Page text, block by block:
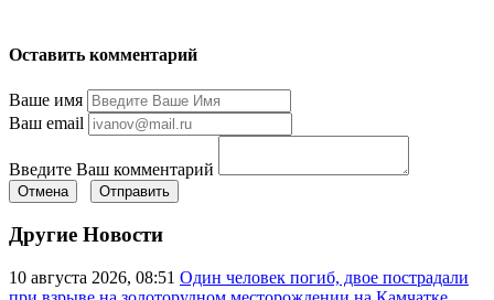
Оставить комментарий
Ваше имя
Ваш email
Введите Ваш комментарий
Отмена Отправить
Другие Новости
10 августа 2026, 08:51 Один человек погиб, двое пострадали